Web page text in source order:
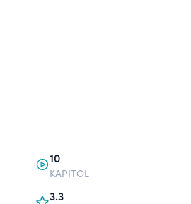
10
KAPITOL
3.3